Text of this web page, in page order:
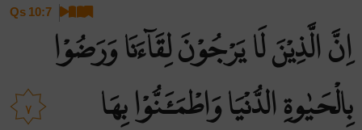
Qs 10:7
٧
اِنَّ الَّذِيْنَ لَا يَرْجُوْنَ لِقَاۤءَنَا وَرَضُوْا
بِالْحَيٰوةِ الدُّنْيَا وَاطْمَـَٔنُّوْا بِهَا